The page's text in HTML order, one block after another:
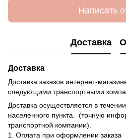
Написать
Доставка
Доставка
Доставка заказов интернет-
следующими транспортными
Доставка осуществляется в
населенного пункта. (точную
транспортной компании).
1. Оплата при оформлении заказа